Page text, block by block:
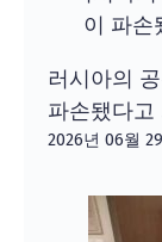
러시아의
파손됐다고
2026년 06월